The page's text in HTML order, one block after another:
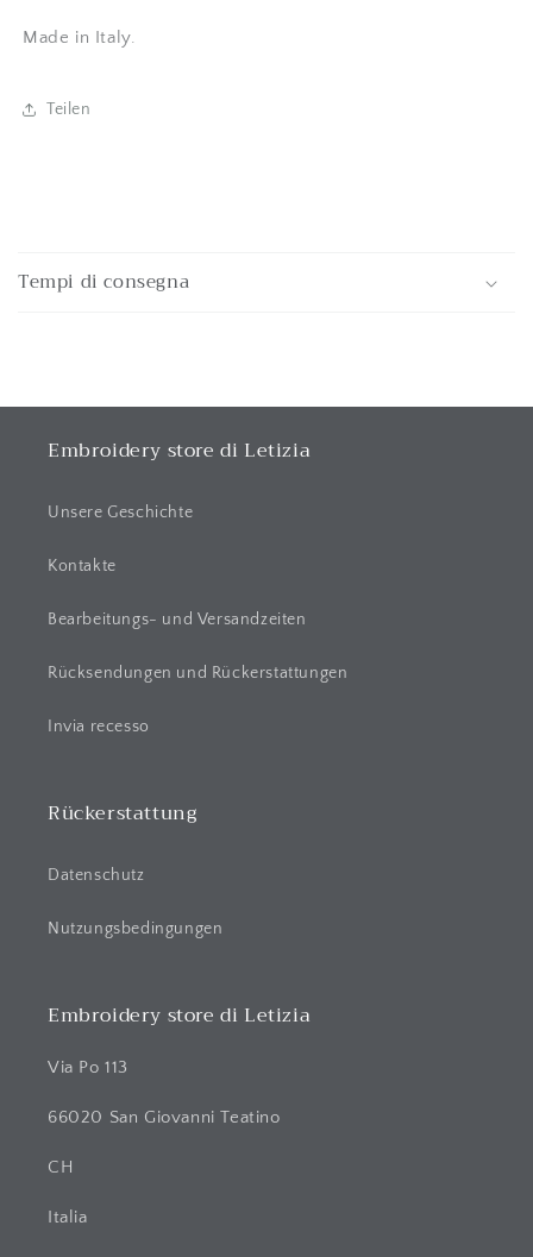
Made in Italy.
Teilen
i
n
Tempi di consegna
Embroidery store di Letizia
Unsere Geschichte
Kontakte
Bearbeitungs- und Versandzeiten
Rücksendungen und Rückerstattungen
Invia recesso
Rückerstattung
Datenschutz
Nutzungsbedingungen
Embroidery store di Letizia
Via Po 113
66020 San Giovanni Teatino
CH
Italia